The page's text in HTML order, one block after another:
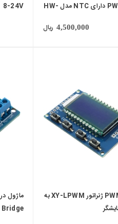
کاناله PWM دارای NTC مدل HW-
4,500,000 ریال
8-24V
ماژول PWM ژنراتور XY-LPWM به